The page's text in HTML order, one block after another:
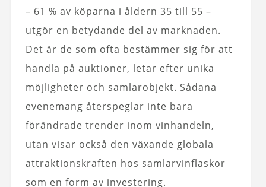
– 61 % av köparna i åldern 35 till 55 –
utgör en betydande del av marknaden.
Det är de som ofta bestämmer sig för att
handla på auktioner, letar efter unika
möjligheter och samlarobjekt. Sådana
evenemang återspeglar inte bara
förändrade trender inom vinhandeln,
utan visar också den växande globala
attraktionskraften hos samlarvinflaskor
som en form av investering.